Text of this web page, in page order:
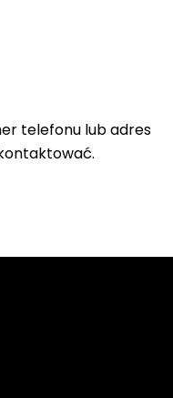
telefonu lub adres